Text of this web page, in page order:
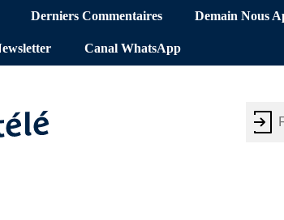
Derniers Commentaires Demain Nous
Canal WhatsApp